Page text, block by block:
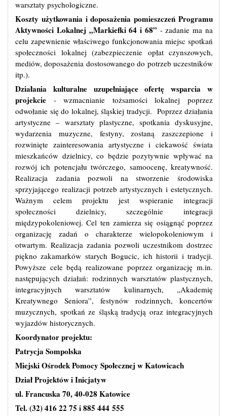
warsztaty psychologiczne.
Koszty użytkowania i doposażenia pomieszczeń Programu
Aktywności Lokalnej „Markiefki 64 i 68” - zadanie ma na
celu zapewnienie właściwego funkcjonowania miejsc spotkań
społeczności lokalnej (zabezpieczenie opłat czynszowych,
mediów, doposażenia dostosowanego do potrzeb uczestników
itp.).
Działania kulturalne uzupełniające ofertę wsparcia w
projekcie - wzmacnianie tożsamości lokalnej poprzez
odwołanie się do lokalnej, śląskiej tradycji. Poprzez działania
artystyczne – warsztaty plastyczne, spotkania dyskusyjne,
wydarzenia muzyczne, festyny, zostaną zaszczepione i
rozwinięte zainteresowania artystyczne i ciekawość świata
mieszkańców dzielnicy, co będzie pozytywnie wpływać na
rozwój ich potencjału twórczego, samoocenę, kreatywność.
Realizacja zadania pozwoli na stworzenie środowiska
sprzyjającego realizacji potrzeb artystycznych i estetycznych.
Ważnym celem projektu jest wspieranie integracji
społeczności dzielnicy, szczególnie integracji
międzypokoleniowej. Cel ten zamierza się osiągnąć poprzez
organizację zadań o charakterze wielopokoleniowym i
otwartym. Realizacja zadania pozwoli uczestnikom dostrzec
piękno zakamarków starych Bogucic, ich historii i tradycji.
Powyższe cele będą realizowane poprzez organizację m.in.
następujących działań: rodzinnych warsztatów plastycznych,
integracyjnych warsztatów kulinarnych, „Akademię
Kreatywnego Seniora”, festynów rodzinnych, koncertów
muzycznych, spotkań ze śląską tradycją oraz integracyjnych
wyjazdów historycznych.
Koordynator projektu:
Patrycja Sompolska
Miejski Ośrodek Pomocy Społecznej w Katowicach
Dział Projektów i Inicjatyw
ul. Francuska 70, 40-028 Katowice
Tel. (32) 416 22 75 i 885 444 555